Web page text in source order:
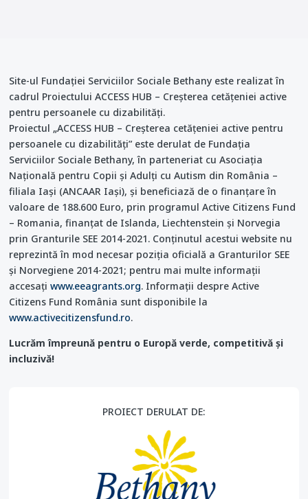
Site-ul Fundației Serviciilor Sociale Bethany este realizat în
cadrul Proiectului ACCESS HUB – Creşterea cetăţeniei active
pentru persoanele cu dizabilităţi.
Proiectul „ACCESS HUB – Creșterea cetățeniei active pentru
persoanele cu dizabilități” este derulat de Fundația
Serviciilor Sociale Bethany, în parteneriat cu Asociația
Națională pentru Copii și Adulți cu Autism din România –
filiala Iași (ANCAAR Iași), și beneficiază de o finanțare în
valoare de 188.600 Euro, prin programul Active Citizens Fund
– Romania, finanțat de Islanda, Liechtenstein și Norvegia
prin Granturile SEE 2014-2021. Conținutul acestui website nu
reprezintă în mod necesar poziția oficială a Granturilor SEE
și Norvegiene 2014-2021; pentru mai multe informații
accesațiwww.eeagrants.org. Informații despre Active
Citizens Fund România sunt disponibile la
www.activecitizensfund.ro.
Lucrăm împreună pentru o Europă verde, competitivă și
incluzivă!
PROIECT DERULAT DE: